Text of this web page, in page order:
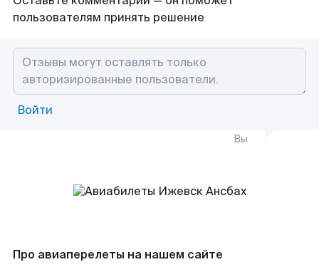
пользователям принять решение
Войти
Вы
Про авиаперелеты на нашем сайте